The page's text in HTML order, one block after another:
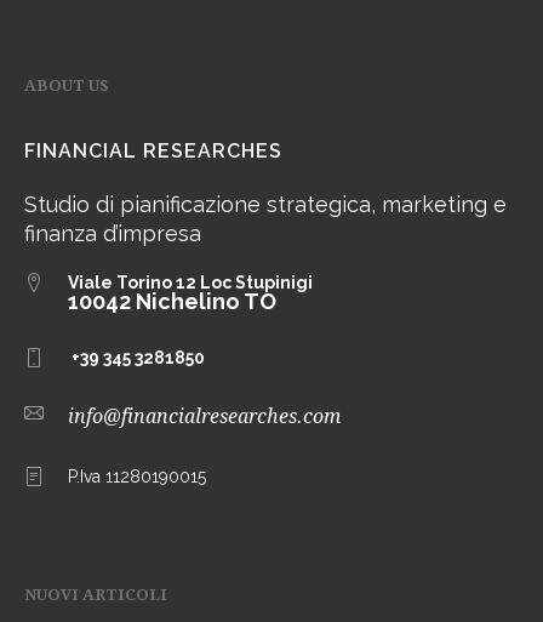
ABOUT US
FINANCIAL RESEARCHES
Studio di pianificazione strategica, marketing e
finanza d’impresa
Viale Torino 12 Loc Stupinigi
10042 Nichelino TO
+39 345 3281850
info@financialresearches.com
P.Iva 11280190015
NUOVI ARTICOLI